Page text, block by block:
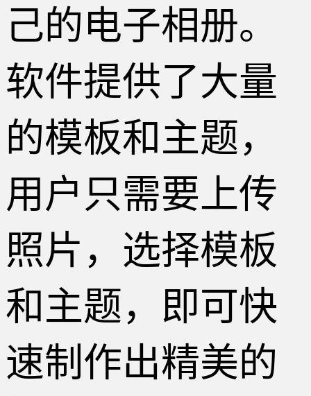
己的电子相册。
软件提供了大量
的模板和主题，
用户只需要上传
照片，选择模板
和主题，即可快
速制作出精美的